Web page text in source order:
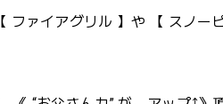
ファイアグリル 】や 【 スノ